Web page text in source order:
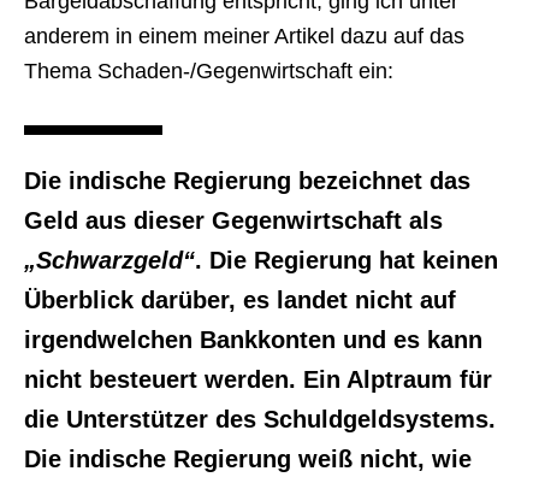
anderem in einem meiner Artikel dazu auf das
Thema Schaden-/Gegenwirtschaft ein:
Die indische Regierung bezeichnet das
Geld aus dieser Gegenwirtschaft als
„Schwarzgeld“. Die Regierung hat keinen
Überblick darüber, es landet nicht auf
irgendwelchen Bankkonten und es kann
nicht besteuert werden. Ein Alptraum für
die Unterstützer des Schuldgeldsystems.
Die indische Regierung weiß nicht, wie